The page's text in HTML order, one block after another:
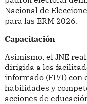
Nacional de
para las ERM 2026.
Capacitación
Asimismo, el JNE
dirigida a los
informado (FIVI) con
habilidades y
acciones de